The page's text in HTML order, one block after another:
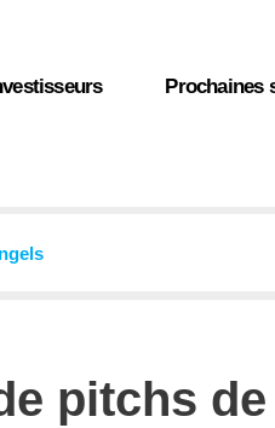
Prochaines
pitchs